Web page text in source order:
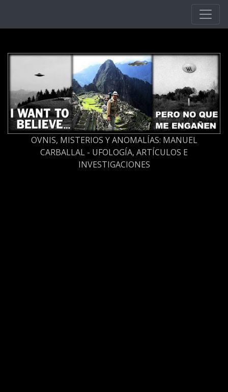
OVNIS, MISTERIOS Y ANOMALÍAS: MANUEL
CARBALLAL - UFOLOGÍA, ARTÍCULOS E
INVESTIGACIONES